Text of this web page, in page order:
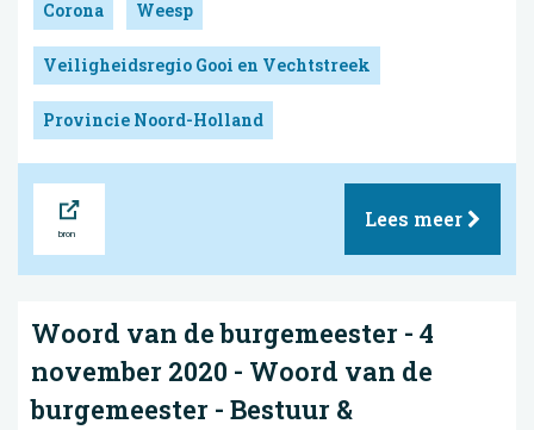
Corona Weesp
Veiligheidsregio Gooi en Vechtstreek
Provincie Noord-Holland
Lees meer
Woord van de burgemeester - 4
november 2020 - Woord van de
burgemeester - Bestuur &